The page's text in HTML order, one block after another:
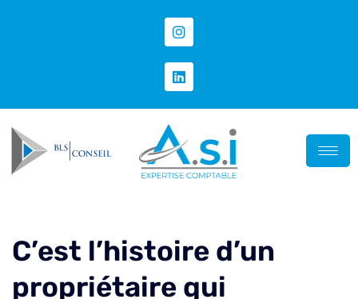
C’est l’histoire d’un
propriétaire qui